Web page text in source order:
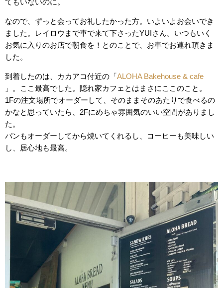
なので、ずっと会ってお礼したかった方。いよいよお会いでき
ました。レイロウまで車で来て下さったYUIさん。いつもいく
お気に入りのお店で朝食を！とのことで、お車でお連れ頂きま
した。
到着したのは、カカアコ付近の「ALOHA Bakehouse & cafe
」。ここ最高でした。隠れ家カフェとはまさにここのこと。
1Fの注文場所でオーダーして、そのままそのあたりで食べるの
かなと思っていたら、2Fにめちゃ雰囲気のいい空間がありまし
た。
パンもオーダーしてから焼いてくれるし、コーヒーも美味しい
し、居心地も最高。